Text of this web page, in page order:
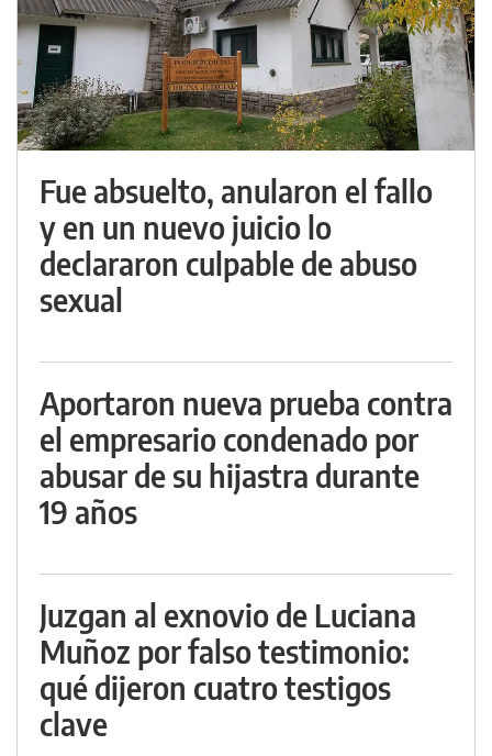
Fue absuelto, anularon el fallo
y en un nuevo juicio lo
declararon culpable de abuso
sexual
Aportaron nueva prueba contra
el empresario condenado por
abusar de su hijastra durante
19 años
Juzgan al exnovio de Luciana
Muñoz por falso testimonio:
qué dijeron cuatro testigos
clave